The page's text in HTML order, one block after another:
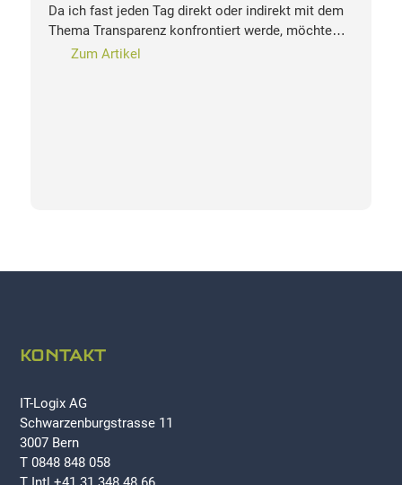
Da ich fast jeden Tag direkt oder indirekt mit dem
Thema Transparenz konfrontiert werde, möchte…
Zum Artikel
KONTAKT
IT-Logix AG
Schwarzenburgstrasse 11
3007 Bern
T 0848 848 058